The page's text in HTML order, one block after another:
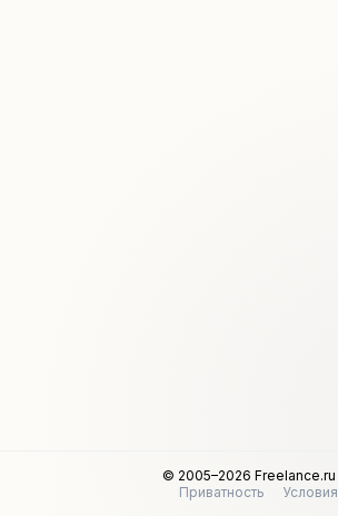
© 2005–2026 Freelance.ru
Приватность
Условия